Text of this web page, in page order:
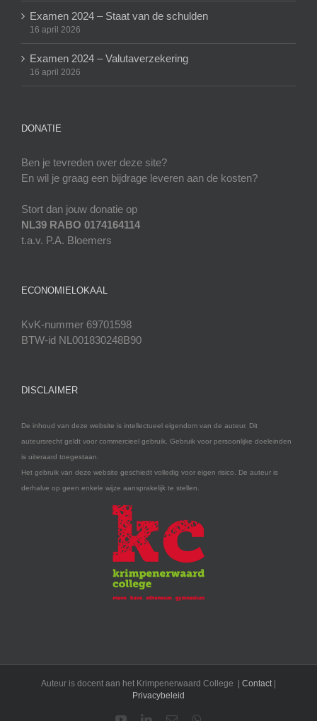
Examen 2024 – Staat van de schulden
16 april 2026
Examen 2024 – Valutaverzekering
16 april 2026
DONATIE
Ben je tevreden over deze site?
En wil je graag een bijdrage leveren aan de kosten?
Stort dan jouw donatie op
NL39 RABO 0174164114
t.a.v. P.A. Bloemers
ECONOMIELOKAAL
KvK-nummer 69701598
BTW-id NL001830248B90
DISCLAIMER
De inhoud van deze website is intellectueel eigendom van de auteur. Dit
auteursrecht geldt voor commercieel gebruik. Gebruik voor persoonlijke doeleinden
is uiteraard toegestaan.
Het gebruik van deze website geschiedt volledig voor eigen risico. De auteur is
derhalve op geen enkele wijze aansprakelijk te stellen.
Auteur is docent aan het Krimpenerwaard College | Contact|
Privacybeleid